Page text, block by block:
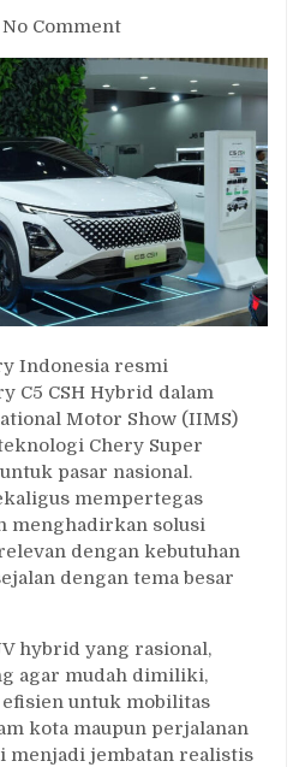
No Commenton
C5
CSH
Hybrid:
Performa
Kuat,
BBM,
dan
Siap
Jadi
SUV
Keluarga
Muda
Indonesia resmi
C5 CSH Hybrid dalam
Motor Show (IIMS)
Chery Super
pasar nasional.
mempertegas
menghadirkan solusi
dengan kebutuhan
dengan tema besar
hybrid yang rasional,
agar mudah dimiliki,
untuk mobilitas
kota maupun perjalanan
menjadi jembatan realistis